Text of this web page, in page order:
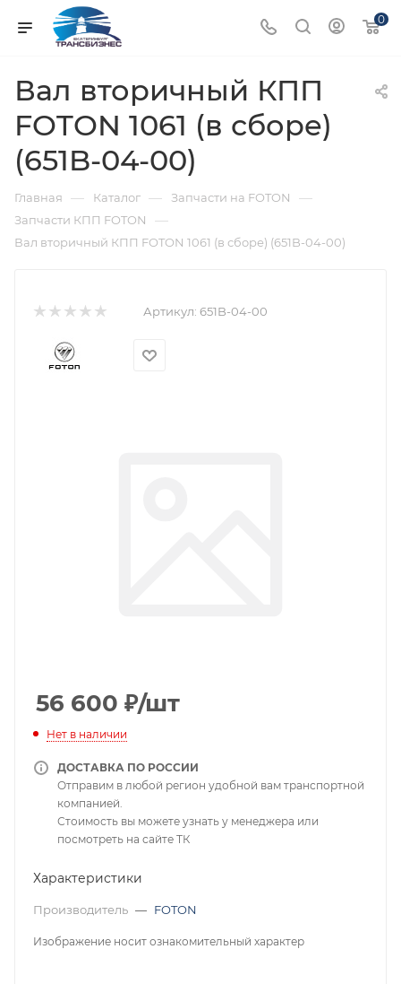
0
Вал вторичный КПП
FOTON 1061 (в сборе)
(651B-04-00)
Главная — Каталог — Запчасти на FOTON —
Запчасти КПП FOTON —
Вал вторичный КПП FOTON 1061 (в сборе) (651B-04-00)
Артикул: 651B-04-00
56 600 ₽/шт
Нет в наличии
ДОСТАВКА ПО РОССИИ
Отправим в любой регион удобной вам транспортной
компанией.
Стоимость вы можете узнать у менеджера или
посмотреть на сайте ТК
Характеристики
Производитель — FOTON
Изображение носит ознакомительный характер